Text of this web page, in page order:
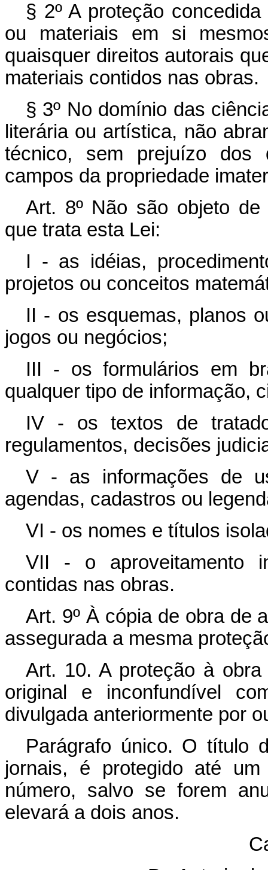
§ 2º A proteção
ou materiais em si
quaisquer direitos autorais
materiais contidos nas obras.
§ 3º No domínio das
literária ou artística, não
técnico, sem prejuízo dos
campos da propriedade
Art. 8º Não são objeto
que trata esta Lei:
I - as idéias,
projetos ou conceitos
II - os esquemas, planos
jogos ou negócios;
III - os formulários em
qualquer tipo de informação,
IV - os textos de
regulamentos, decisões
V - as informações de
agendas, cadastros ou
VI - os nomes e títulos
VII - o aproveitamento
contidas nas obras.
Art. 9º À cópia de obra de
assegurada a mesma
Art. 10. A proteção à
original e inconfundível
divulgada anteriormente por
Parágrafo único. O título
jornais, é protegido até
número, salvo se forem
elevará a dois anos.